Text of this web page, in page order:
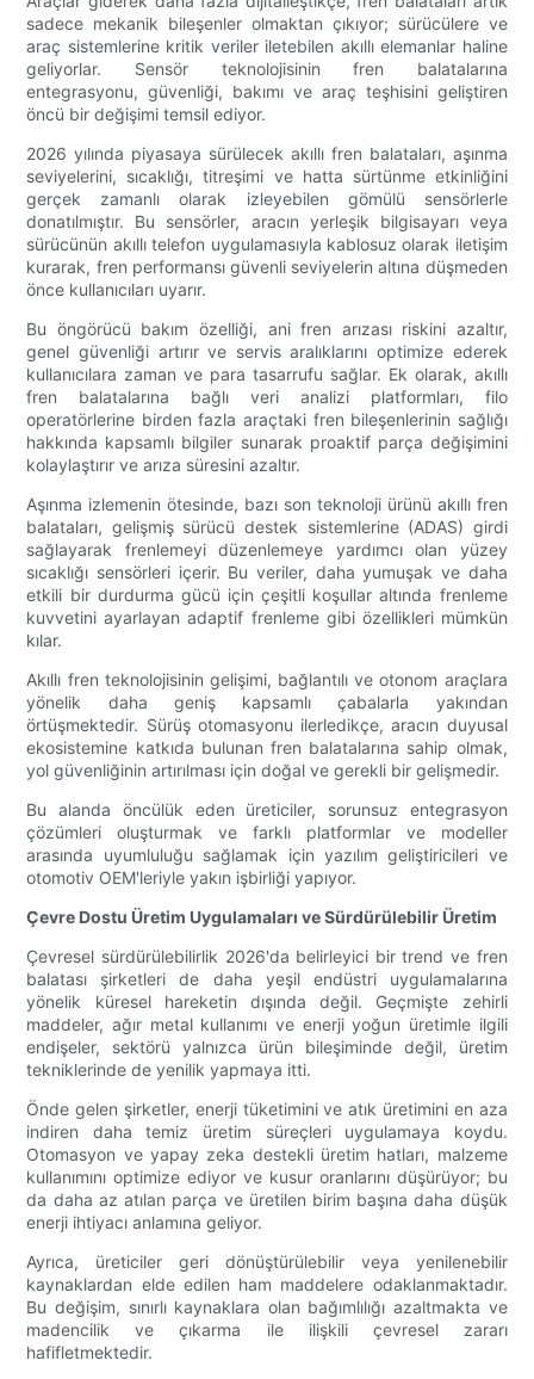
sadece mekanik bileşenler olmaktan çıkıyor; sürücülere ve
araç sistemlerine kritik veriler iletebilen akıllı elemanlar haline
geliyorlar. Sensör teknolojisinin fren balatalarına
entegrasyonu, güvenliği, bakımı ve araç teşhisini geliştiren
öncü bir değişimi temsil ediyor.
2026 yılında piyasaya sürülecek akıllı fren balataları, aşınma
seviyelerini, sıcaklığı, titreşimi ve hatta sürtünme etkinliğini
gerçek zamanlı olarak izleyebilen gömülü sensörlerle
donatılmıştır. Bu sensörler, aracın yerleşik bilgisayarı veya
sürücünün akıllı telefon uygulamasıyla kablosuz olarak iletişim
kurarak, fren performansı güvenli seviyelerin altına düşmeden
önce kullanıcıları uyarır.
Bu öngörücü bakım özelliği, ani fren arızası riskini azaltır,
genel güvenliği artırır ve servis aralıklarını optimize ederek
kullanıcılara zaman ve para tasarrufu sağlar. Ek olarak, akıllı
fren balatalarına bağlı veri analizi platformları, filo
operatörlerine birden fazla araçtaki fren bileşenlerinin sağlığı
hakkında kapsamlı bilgiler sunarak proaktif parça değişimini
kolaylaştırır ve arıza süresini azaltır.
Aşınma izlemenin ötesinde, bazı son teknoloji ürünü akıllı fren
balataları, gelişmiş sürücü destek sistemlerine (ADAS) girdi
sağlayarak frenlemeyi düzenlemeye yardımcı olan yüzey
sıcaklığı sensörleri içerir. Bu veriler, daha yumuşak ve daha
etkili bir durdurma gücü için çeşitli koşullar altında frenleme
kuvvetini ayarlayan adaptif frenleme gibi özellikleri mümkün
kılar.
Akıllı fren teknolojisinin gelişimi, bağlantılı ve otonom araçlara
yönelik daha geniş kapsamlı çabalarla yakından
örtüşmektedir. Sürüş otomasyonu ilerledikçe, aracın duyusal
ekosistemine katkıda bulunan fren balatalarına sahip olmak,
yol güvenliğinin artırılması için doğal ve gerekli bir gelişmedir.
Bu alanda öncülük eden üreticiler, sorunsuz entegrasyon
çözümleri oluşturmak ve farklı platformlar ve modeller
arasında uyumluluğu sağlamak için yazılım geliştiricileri ve
otomotiv OEM'leriyle yakın işbirliği yapıyor.
Çevre Dostu Üretim Uygulamaları ve Sürdürülebilir Üretim
Çevresel sürdürülebilirlik 2026'da belirleyici bir trend ve fren
balatası şirketleri de daha yeşil endüstri uygulamalarına
yönelik küresel hareketin dışında değil. Geçmişte zehirli
maddeler, ağır metal kullanımı ve enerji yoğun üretimle ilgili
endişeler, sektörü yalnızca ürün bileşiminde değil, üretim
tekniklerinde de yenilik yapmaya itti.
Önde gelen şirketler, enerji tüketimini ve atık üretimini en aza
indiren daha temiz üretim süreçleri uygulamaya koydu.
Otomasyon ve yapay zeka destekli üretim hatları, malzeme
kullanımını optimize ediyor ve kusur oranlarını düşürüyor; bu
da daha az atılan parça ve üretilen birim başına daha düşük
enerji ihtiyacı anlamına geliyor.
Ayrıca, üreticiler geri dönüştürülebilir veya yenilenebilir
kaynaklardan elde edilen ham maddelere odaklanmaktadır.
Bu değişim, sınırlı kaynaklara olan bağımlılığı azaltmakta ve
madencilik ve çıkarma ile ilişkili çevresel zararı
hafifletmektedir.